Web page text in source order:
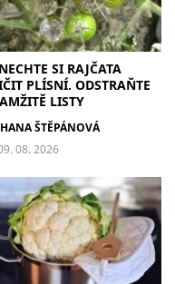
SI RAJČATA
PLÍSNÍ. ODSTRAŇTE
LISTY
HANA ŠTĚPÁNOVÁ
08. 2026